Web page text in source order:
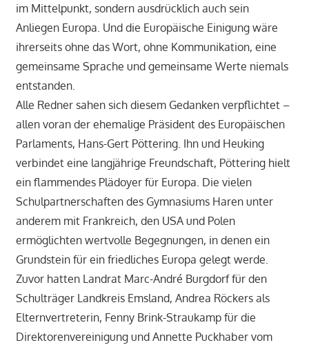
im Mittelpunkt, sondern ausdrücklich auch sein
Anliegen Europa. Und die Europäische Einigung wäre
ihrerseits ohne das Wort, ohne Kommunikation, eine
gemeinsame Sprache und gemeinsame Werte niemals
entstanden.
Alle Redner sahen sich diesem Gedanken verpflichtet –
allen voran der ehemalige Präsident des Europäischen
Parlaments, Hans-Gert Pöttering. Ihn und Heuking
verbindet eine langjährige Freundschaft, Pöttering hielt
ein flammendes Plädoyer für Europa. Die vielen
Schulpartnerschaften des Gymnasiums Haren unter
anderem mit Frankreich, den USA und Polen
ermöglichten wertvolle Begegnungen, in denen ein
Grundstein für ein friedliches Europa gelegt werde.
Zuvor hatten Landrat Marc-André Burgdorf für den
Schulträger Landkreis Emsland, Andrea Röckers als
Elternvertreterin, Fenny Brink-Straukamp für die
Direktorenvereinigung und Annette Puckhaber vom